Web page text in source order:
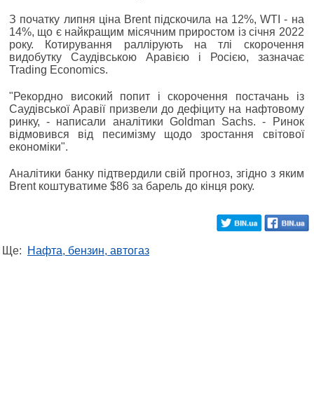
З початку липня ціна Brent підскочила на 12%, WTI - на
14%, що є найкращим місячним приростом із січня 2022
року. Котирування раллірують на тлі скорочення
видобутку Саудівською Аравією і Росією, зазначає
Trading Economics.
"Рекордно високий попит і скорочення постачань із
Саудівської Аравії призвели до дефіциту на нафтовому
ринку, - написали аналітики Goldman Sachs. - Ринок
відмовився від песимізму щодо зростання світової
економіки".
Аналітики банку підтвердили свій прогноз, згідно з яким
Brent коштуватиме $86 за барель до кінця року.
Ще: Нафта, бензин, автогаз